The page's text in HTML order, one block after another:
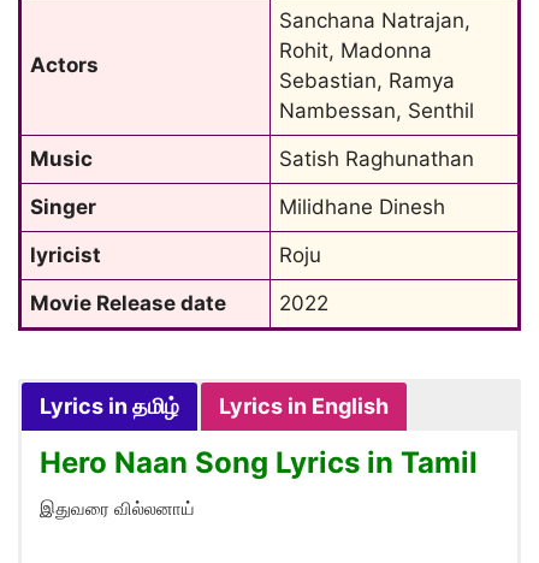
Actors
Sanchana Natrajan,
Rohit, Madonna
Sebastian, Ramya
Nambessan, Senthil
Music
Satish Raghunathan
Singer
Milidhane Dinesh
lyricist
Roju
Movie Release date
2022
Lyrics in தமிழ் Lyrics in English
Hero Naan Song Lyrics in Tamil
இதுவரை வில்லனாய்